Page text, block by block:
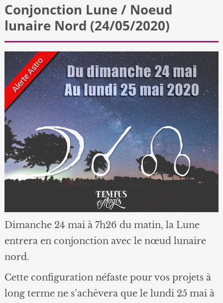
Conjonction Lune / Noeud
lunaire Nord (24/05/2020)
Dimanche 24 mai à 7h26 du matin, la Lune
entrera en conjonction avec le nœud lunaire
nord.
Cette configuration néfaste pour vos projets à
long terme ne s’achèvera que le lundi 25 mai à